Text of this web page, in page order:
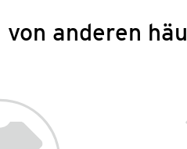
von anderen